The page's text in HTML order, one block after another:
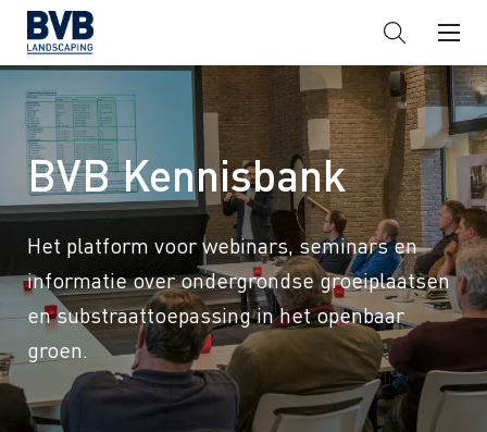
BVB Kennisbank
Het platform voor webinars, seminars en
informatie over ondergrondse groeiplaatsen
en substraattoepassing in het openbaar
groen.